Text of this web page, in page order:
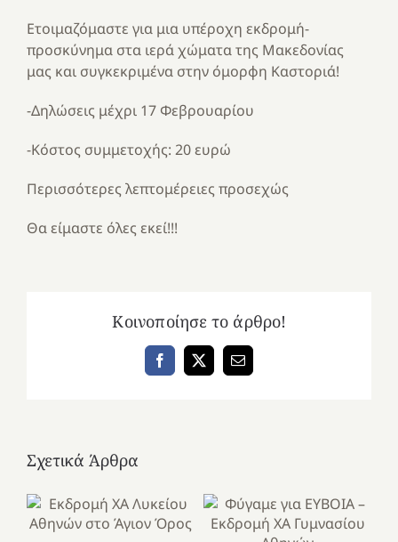
Ετοιμαζόμαστε για μια υπέροχη εκδρομή-
προσκύνημα στα ιερά χώματα της Μακεδονίας
μας και συγκεκριμένα στην όμορφη Καστοριά!
-Δηλώσεις μέχρι 17 Φεβρουαρίου
-Κόστος συμμετοχής: 20 ευρώ
Περισσότερες λεπτομέρειες προσεχώς
Θα είμαστε όλες εκεί!!!
Κοινοποίησε το άρθρο!
Facebook
X Email
Σχετικά Άρθρα